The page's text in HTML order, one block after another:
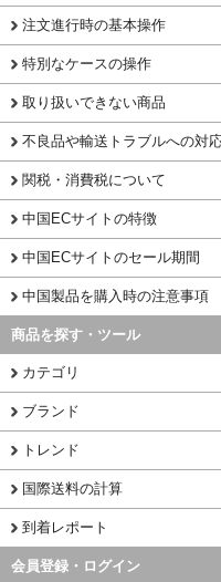
注文進行時の基本操作
特別なケースの操作
取り扱いできない商品
不良品や輸送トラブルへの対
関税・消費税について
中国ECサイトの特徴
中国ECサイトのセール期間
中国製品を購入時の注意事項
商品を探す・ツール
カテゴリ
ブランド
トレンド
国際送料の計算
到着レポート
会員登録・ログイン